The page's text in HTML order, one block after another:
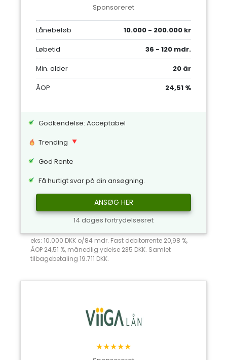
Sponsoreret
Lånebeløb
10.000 - 200.000 kr
Løbetid
36 - 120 mdr.
Min. alder
20 år
ÅOP
24,51 %
Godkendelse: Acceptabel
Trending
God Rente
Få hurtigt svar på din ansøgning.
ANSØG HER
14 dages fortrydelsesret
eks: 10.000 DKK o/84 mdr. Fast debitorrente 20,98 %,
ÅOP 24,51 %, månedlig ydelse 235 DKK. Samlet
tilbagebetaling 19.711 DKK.
★★★★★